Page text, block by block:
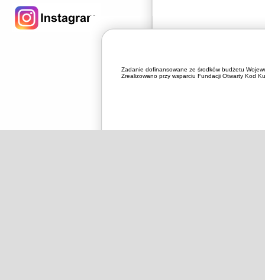
Zadanie dofinansowane ze środków budżetu
Zrealizowano przy wsparciu Fundacji Otwarty Kod